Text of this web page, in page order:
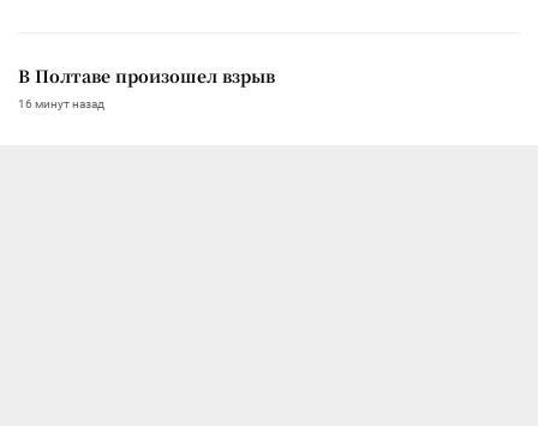
В Полтаве произошел взрыв
16 минут назад